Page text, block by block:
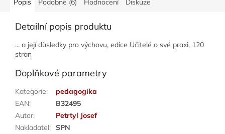
Popis Podobné (6) Hodnocení Diskuze
Detailní popis produktu
... a její důsledky pro výchovu, edice Učitelé o své praxi, 120
stran
Doplňkové parametry
Kategorie:
pedagogika
EAN:
B32495
Autor:
Petrtyl Josef
Nakladatel: SPN